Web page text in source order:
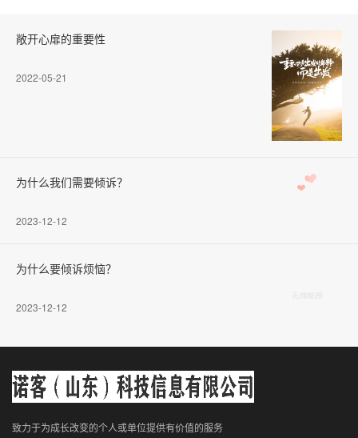
敞开心扉的重要性
2022-05-21
为什么我们需要倾诉？
2023-12-12
为什么要倾诉烦恼？
2023-12-12
致力于为成长改变的个人或单位提供有价值的服务